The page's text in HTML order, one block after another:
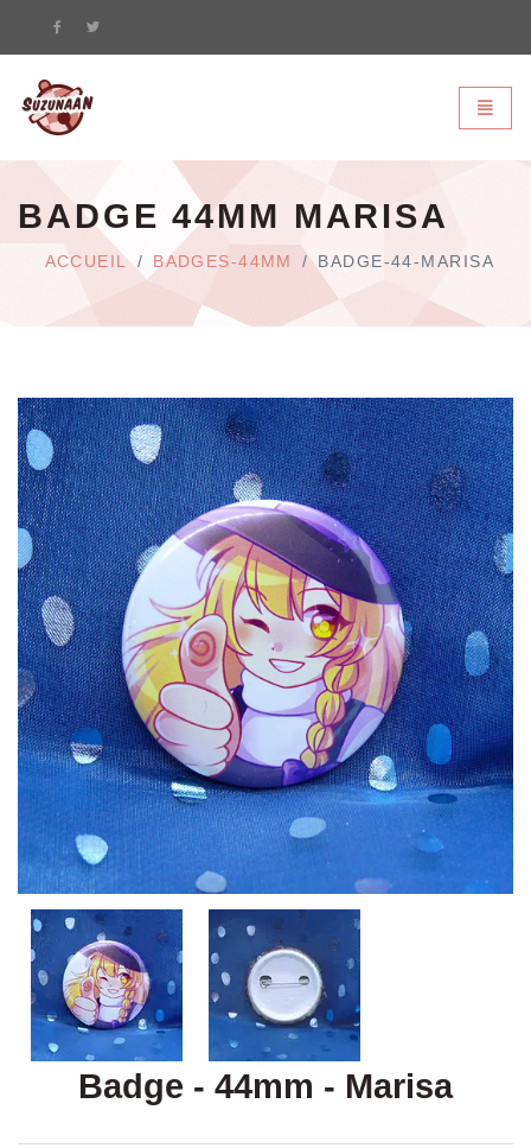
BADGE 44MM MARISA
ACCUEIL BADGES-44MM BADGE-44-MARISA
Badge - 44mm - Marisa